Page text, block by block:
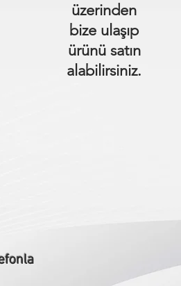
üzerinden
bize ulaşıp
ürünü satın
alabilirsiniz.